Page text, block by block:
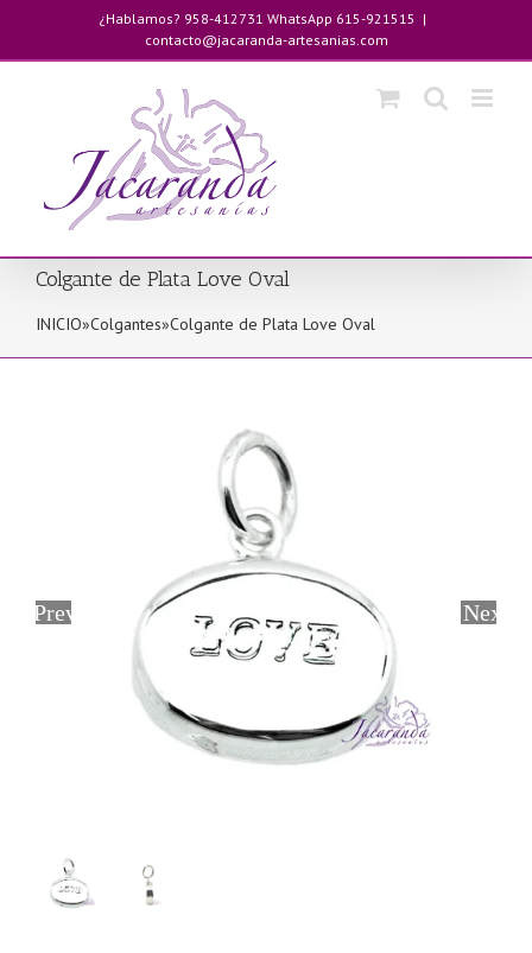
contenido
¿Hablamos? 958-412731 WhatsApp 615-921515 |
contacto@jacaranda-artesanias.com
Colgante de Plata Love Oval
INICIO»Colgantes»Colgante de Plata Love Oval
Previous Next